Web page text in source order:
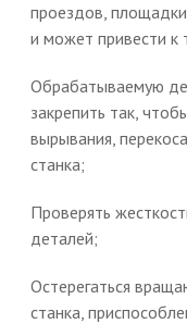
проездов,
и может привести к
Обрабатываемую
закрепить так,
вырывания,
станка;
Проверять
деталей;
Остерегаться
станка,